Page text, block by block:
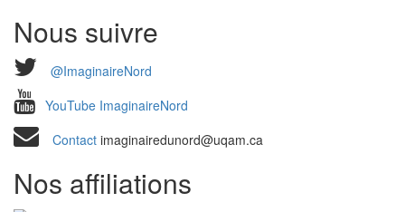
Nous suivre
@ImaginaireNord
YouTube ImaginaireNord
Contact imaginairedunord@uqam.ca
Nos affiliations